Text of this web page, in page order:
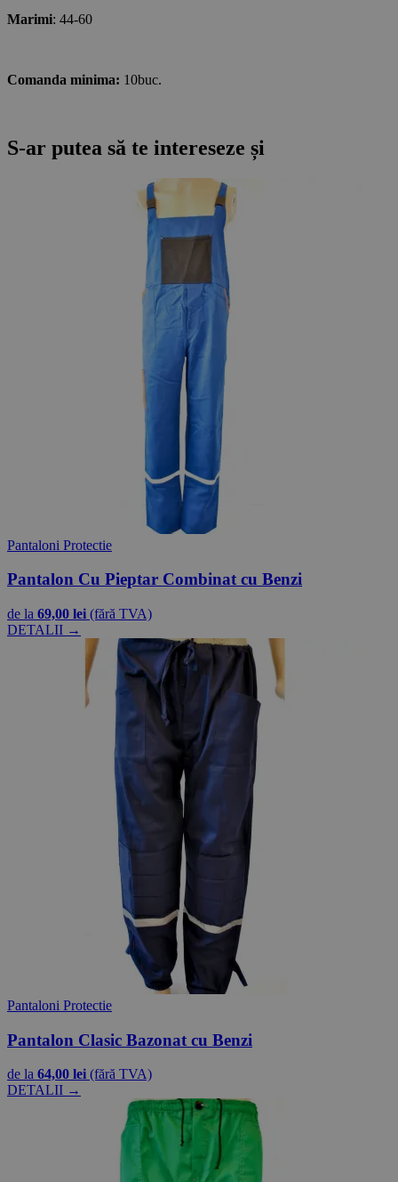
Marimi: 44-60
Comanda minima: 10buc.
S-ar putea să te intereseze și
Pantaloni Protectie
Pantalon Cu Pieptar Combinat cu Benzi
de la 69,00 lei (fără TVA)
DETALII →
Pantaloni Protectie
Pantalon Clasic Bazonat cu Benzi
de la 64,00 lei (fără TVA)
DETALII →